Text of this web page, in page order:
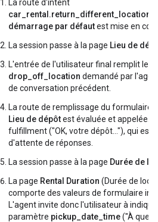
La route d'intent
car_rental.return_different_location
démarrage par défautest mise en
La session passe à la page Lieu de
L'entrée de l'utilisateur final remplit le
drop_off_location demandé par
de conversation précédent.
La route de remplissage du formulaire
Lieu de dépôtest évaluée et appelée.
fulfillment ("OK, votre dépôt…"), qui est
d'attente de réponses.
La session passe à la page Durée de la
La page Rental Duration (Durée de
comporte des valeurs de formulaire
L'agent invite donc l'utilisateur à
paramètre pickup_date_time("À